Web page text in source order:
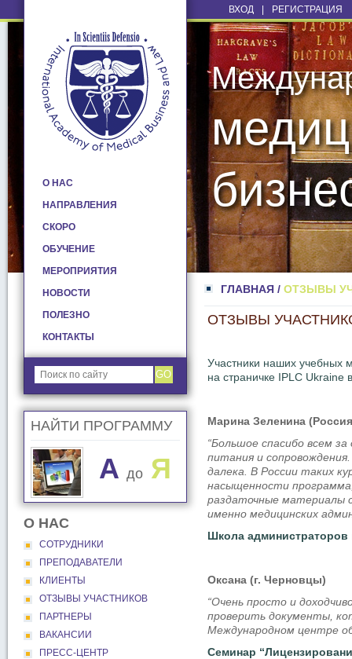
ВХОД РЕГИСТРАЦИЯ
О НАС
НАПРАВЛЕНИЯ
СКОРО
ОБУЧЕНИЕ
МЕРОПРИЯТИЯ
НОВОСТИ
ПОЛЕЗНО
КОНТАКТЫ
GO
НАЙТИ ПРОГРАММУ
A доЯ
О НАС
СОТРУДНИКИ
ПРЕПОДАВАТЕЛИ
КЛИЕНТЫ
ОТЗЫВЫ УЧАСТНИКОВ
ПАРТНЕРЫ
ВАКАНСИИ
ПРЕСС-ЦЕНТР
ГЛАВНАЯ / ОТЗЫВЫ
ОТЗЫВЫ
Участники наших учебных
на страничке IPLC Ukraine
Марина Зеленина
“Большое спасибо всем
питания и
далека. В России таких
насыщенности
раздаточные материалы
именно медицинских
Школа администраторов
Оксана (г. Черновцы)
“Очень просто и
проверить документы,
Международном центре
Семинар